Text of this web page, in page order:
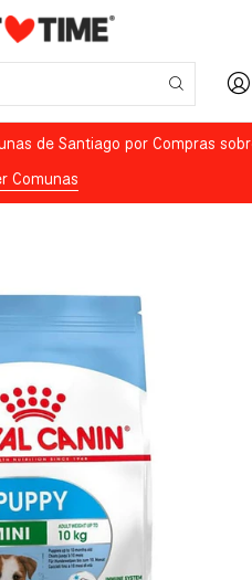
de Santiago por Compras
Comunas